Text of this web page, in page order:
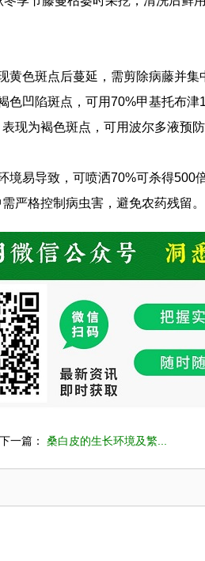
黄色斑点后蔓延，需剪除病藤并集
色凹陷斑点，可用70%甲基托布
表现为褐色斑点，可用波尔多液预
境易导致，可喷洒70%可杀得500
严格控制病虫害，避免农药残留。
下一篇： 桑白皮的生长环境及繁...